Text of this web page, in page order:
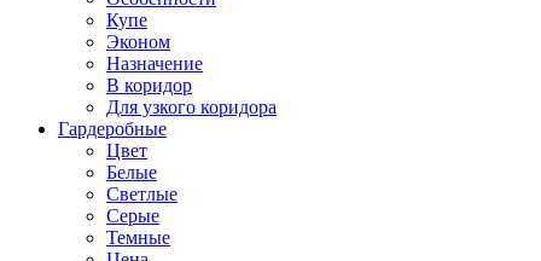
Купе
Эконом
Назначение
В коридор
Для узкого коридора
Гардеробные
Цвет
Белые
Светлые
Серые
Темные